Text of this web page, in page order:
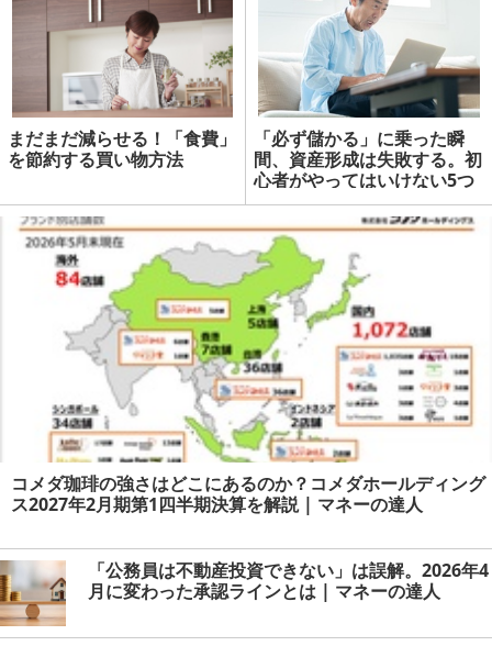
まだまだ減らせる！「食費」
を節約する買い物方法
「必ず儲かる」に乗った瞬
間、資産形成は失敗する。初
心者がやってはいけない5つ
のこと | マネーの達人
コメダ珈琲の強さはどこにあるのか？コメダホールディング
ス2027年2月期第1四半期決算を解説 | マネーの達人
「公務員は不動産投資できない」は誤解。2026年4
月に変わった承認ラインとは | マネーの達人